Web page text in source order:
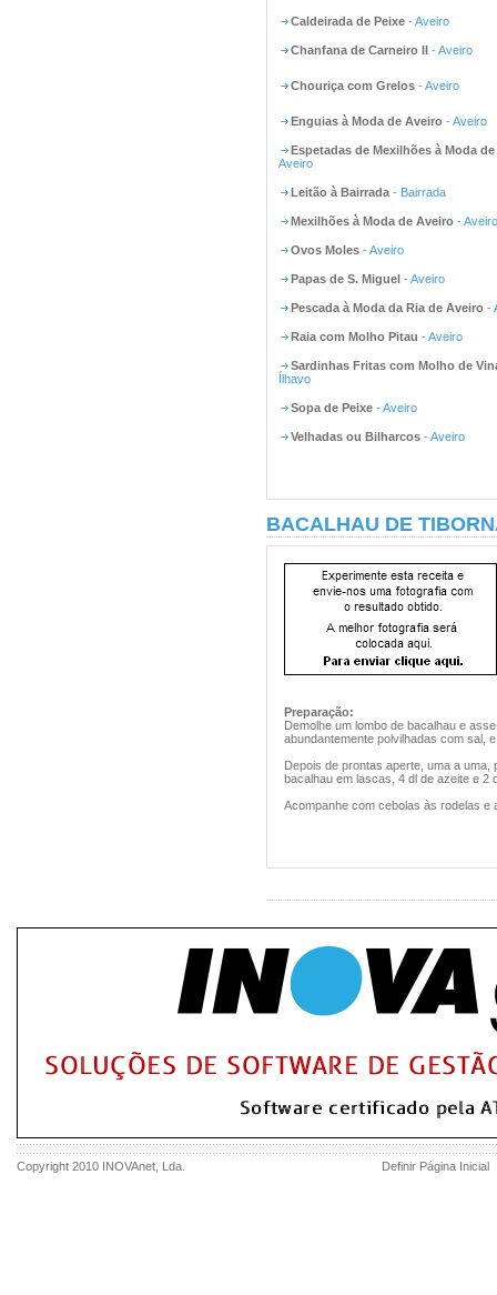
Caldeirada de Peixe - Aveiro
Chanfana de Carneiro II - Aveiro
Chouriça com Grelos - Aveiro
Enguias à Moda de Aveiro - Aveiro
Espetadas de Mexilhões à Moda
Aveiro
Leitão à Bairrada - Bairrada
Mexilhões à Moda de Aveiro - Aveiro
Ovos Moles - Aveiro
Papas de S. Miguel - Aveiro
Pescada à Moda da Ria de Aveiro -
Raia com Molho Pitau - Aveiro
Sardinhas Fritas com Molho de
Ílhavo
Sopa de Peixe - Aveiro
Velhadas ou Bilharcos - Aveiro
BACALHAU DE
Preparação:
Demolhe um lombo de bacalhau e
abundantemente polvilhadas com sal,
Depois de prontas aperte, uma a
bacalhau em lascas, 4 dl de azeite e 2
Acompanhe com cebolas às rodelas e
Copyright 2010 INOVAnet , Lda. Definir Página Inicial